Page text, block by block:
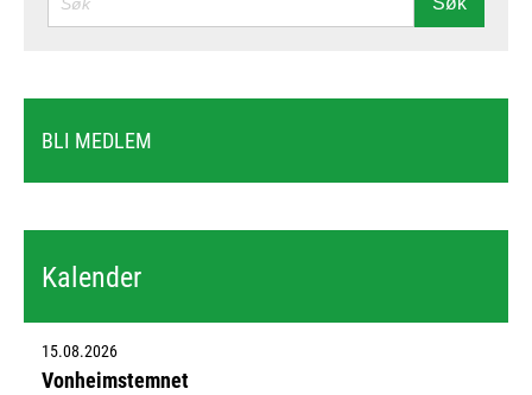
BLI MEDLEM
Kalender
15.08.2026
Vonheimstemnet